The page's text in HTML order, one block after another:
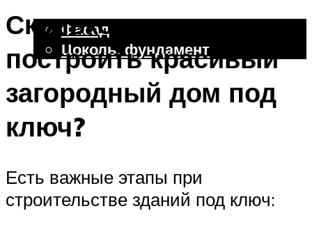
Фасад
Цоколь, фундамент
Меню
Сколько стоит
построить красивый
загородный дом под
ключ?
Есть важные этапы при
строительстве зданий под ключ: